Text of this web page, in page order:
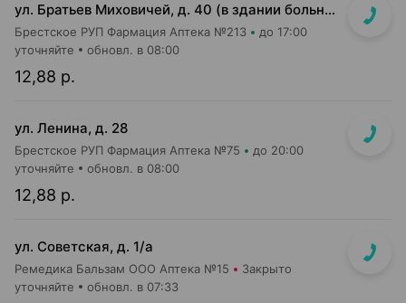
ул. Братьев Миховичей, д. 40 (в здании больницы)
Брестское РУП Фармация Аптека №213 до 17:00
12,88 р.
уточняйте обновл. в 08:00
ул. Ленина, д. 28
Брестское РУП Фармация Аптека №75 до 20:00
12,88 р.
уточняйте обновл. в 08:00
ул. Советская, д. 1/а
Ремедика Бальзам ООО Аптека №15 Закрыто
уточняйте обновл. в 07:33